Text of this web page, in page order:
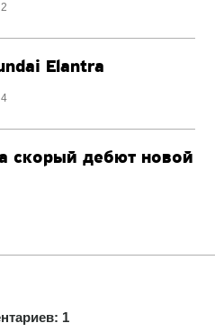
2
Elantra
4
скорый дебют новой
1